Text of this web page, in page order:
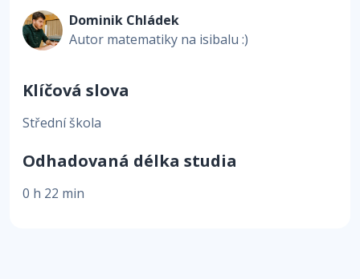
Dominik Chládek
Autor matematiky na isibalu :)
Klíčová slova
Střední škola
Odhadovaná délka studia
0 h 22 min